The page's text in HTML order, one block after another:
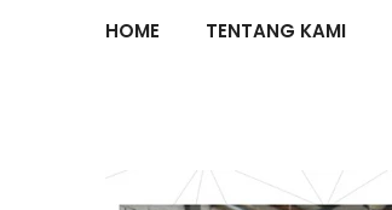
HOME TENTANG KAMI